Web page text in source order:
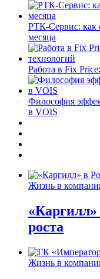
РТК-Сервис: как
месяца
Работа в Fix
Философия
в VOIS
Жизнь в
роста
Жизнь в